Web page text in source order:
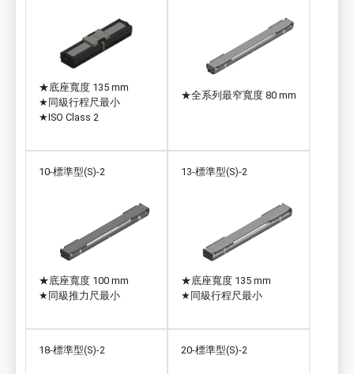
★底座寬度 135 mm
★同級行程尺最小
★ISO Class 2
★全系列最窄寬度 80 mm
10-標準型(S)-2
★底座寬度 100 mm
★ 同級推力尺最小
13-標準型(S)-2
★底座寬度 135 mm
★ 同級行程尺最小
18-標準型(S)-2 20-標準型(S)-2